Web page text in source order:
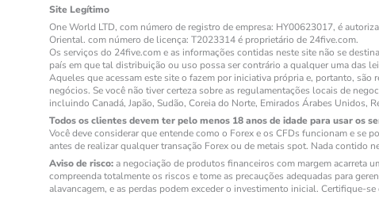
Site Legítimo
One World LTD, com número de registro de empresa: HY00623017, é
Oriental. com número de licença: T2023314 é proprietário de 24five.com.
Os serviços do 24five.com e as informações contidas neste site não se
país em que tal distribuição ou uso possa ser contrário a qualquer uma das
Aqueles que acessam este site o fazem por iniciativa própria e, portanto,
negócios. Se você não tiver certeza sobre as regulamentações locais de
incluindo Canadá, Japão, Sudão, Coreia do Norte, Emirados Árabes Unidos,
Todos os clientes devem ter pelo menos 18 anos de idade para usar os
Você deve considerar que entende como o Forex e os CFDs funcionam e se
antes de realizar qualquer transação Forex ou de metais spot. Nada contido
Aviso de risco:a negociação de produtos financeiros com margem acarreta
compreenda totalmente os riscos e tome as precauções adequadas para
alavancagem, e as perdas podem exceder o investimento inicial. Certifique-